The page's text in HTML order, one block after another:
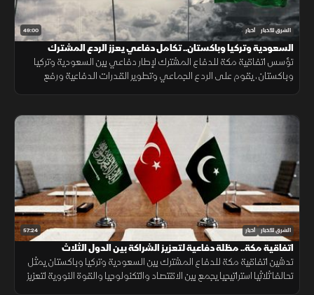
49:00 الشرق للأخبار أخبار
السعودية وتركيا وباكستان.. تكامل دفاعي يعزز الردع المشترك
تؤسس اتفاقية مكة للدفاع المشترك لإطار دفاعي بين السعودية وتركيا
وباكستان، يقوم على الردع الجماعي وتطوير القدرات الدفاعية ورفع
57:24 الشرق للأخبار أخبار
اتفاقية مكة.. مظلة دفاعية لتعزيز الشراكة بين الدول الثلاث
تدشين اتفاقية مكة للدفاع المشترك بين السعودية وتركيا وباكستان يمثل
تحالفا ثلاثيا استراتيجيا يجمع بين الاقتصاد والتكنولوجيا والقوة النووية لتعزيز